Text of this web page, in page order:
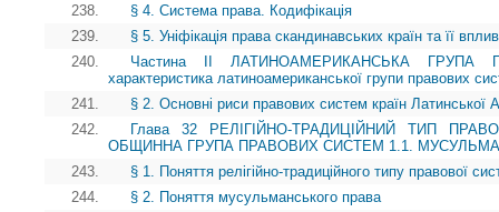
238.
§ 4. Система права. Кодифікація
239.
§ 5. Уніфікація права скандинавських країн та її
240.
Частина II ЛАТИНОАМЕРИКАНСЬКА ГРУПА
характеристика латиноамериканської групи правових
241.
§ 2. Основні риси правових систем країн Латинської
242.
Глава 32 РЕЛІГІЙНО-ТРАДИЦІЙНИЙ ТИП
ОБЩИННА ГРУПА ПРАВОВИХ СИСТЕМ 1.1.
243.
§ 1. Поняття релігійно-традиційного типу правової
244.
§ 2. Поняття мусульманського права